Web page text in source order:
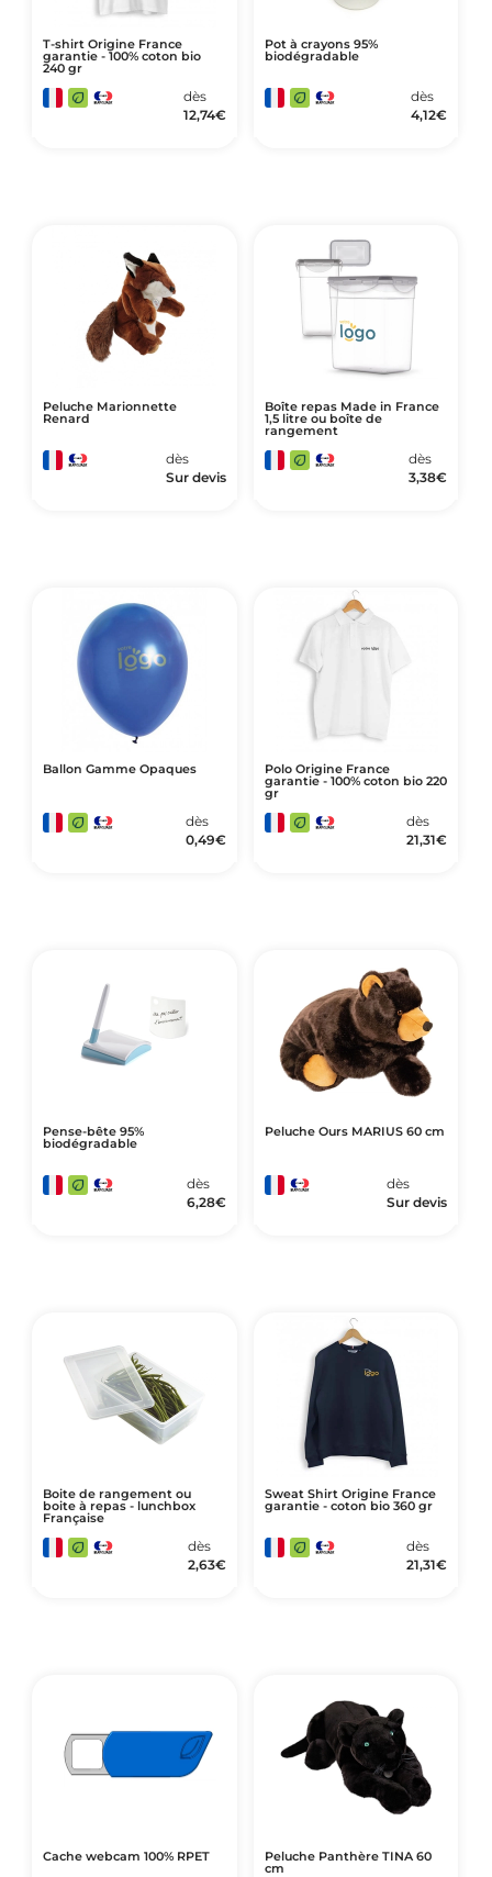
T-shirt Origine France
garantie - 100% coton bio
240 gr
dès
12,74€
Pot à crayons 95%
biodégradable
dès
4,12€
Peluche Marionnette
Renard
dès
Sur devis
Boîte repas Made in France
1,5 litre ou boîte de
rangement
dès
3,38€
Ballon Gamme Opaques
dès
0,49€
Polo Origine France
garantie - 100% coton bio 220
gr
dès
21,31€
Pense-bête 95%
biodégradable
dès
6,28€
Peluche Ours MARIUS 60 cm
dès
Sur devis
Boite de rangement ou
boite à repas - lunchbox
Française
dès
2,63€
Sweat Shirt Origine France
garantie - coton bio 360 gr
dès
21,31€
Cache webcam 100% RPET Peluche Panthère TINA 60
cm